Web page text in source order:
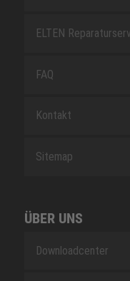
ELTEN
FAQ
Kontakt
Sitemap
ÜBER UNS
Downloadcenter